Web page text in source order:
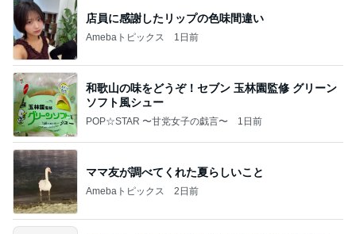
店員に感謝したリップの色味間違い
Amebaトピックス 1日前
和歌山の味をどうぞ！セブン 玉林園監修 グリーン
ソフト風シュー
POP☆STAR 〜甘党女子の戯言〜 1日前
ママ友が調べてくれた夏らしいこと
Amebaトピックス 2日前